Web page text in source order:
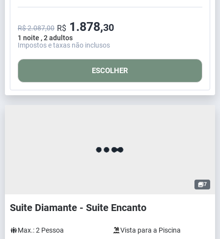
1 noite , 2 adultos
R$ 2.087,00 R$ 1.878,30
Impostos e taxas não inclusos
ESCOLHER
7
Suite Diamante - Suite Encanto
Max.:2 Pessoa
Vista para a Piscina